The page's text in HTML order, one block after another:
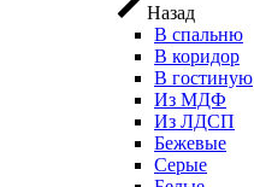
Назад
В спальню
В коридор
В гостиную
Из МДФ
Из ЛДСП
Бежевые
Серые